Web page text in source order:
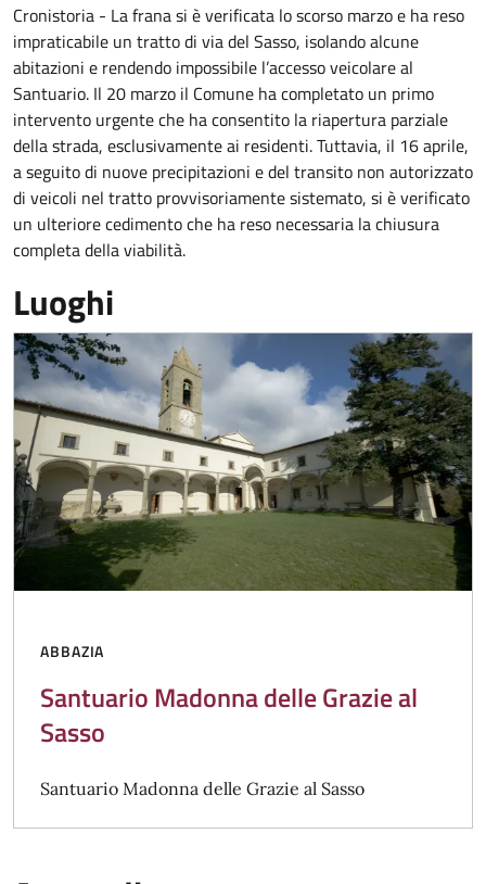
Cronistoria - La frana si è verificata lo scorso marzo e ha reso
impraticabile un tratto di via del Sasso, isolando alcune
abitazioni e rendendo impossibile l’accesso veicolare al
Santuario. Il 20 marzo il Comune ha completato un primo
intervento urgente che ha consentito la riapertura parziale
della strada, esclusivamente ai residenti. Tuttavia, il 16 aprile,
a seguito di nuove precipitazioni e del transito non autorizzato
di veicoli nel tratto provvisoriamente sistemato, si è verificato
un ulteriore cedimento che ha reso necessaria la chiusura
completa della viabilità.
Luoghi
ABBAZIA
Santuario Madonna delle Grazie al
Sasso
Santuario Madonna delle Grazie al Sasso